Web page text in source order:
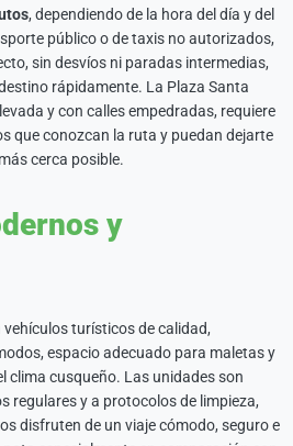
, dependiendo de la hora del día y del
público o de taxis no autorizados,
sin desvíos ni paradas intermedias,
rápidamente. La Plaza Santa
y con calles empedradas, requiere
que conozcan la ruta y puedan dejarte
cerca posible.
y
turísticos de calidad,
espacio adecuado para maletas y
clima cusqueño. Las unidades son
regulares y a protocolos de limpieza,
disfruten de un viaje cómodo, seguro e